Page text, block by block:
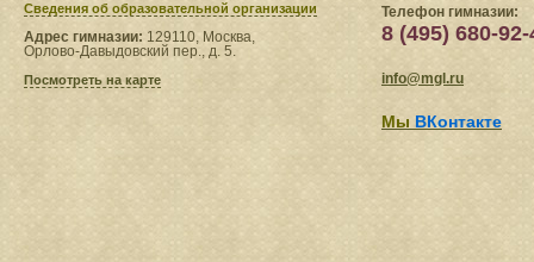
Сведения​ об образовательной организации
Адрес гимназии: 129110, Москва,
Орлово-Давыдовский пер., д. 5.
Посмотреть на карте
Телефон гимназии:
8 (495) 680-92-
info@mgl.ru
Мы ВКонтакте